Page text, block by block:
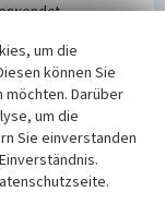
Vorschriften des
und der seit
bitte unsere
um die
können Sie
Darüber
um die
Sie einverstanden